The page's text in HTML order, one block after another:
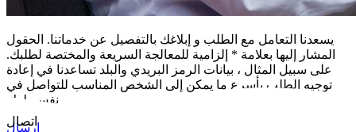
يسعدنا التعامل مع الطلب و إبلاغك بالتفصيل عن خدماتنا. الحقول
المشار إليها بعلامة * إلزامية للمعالجة السريعة والمختصة لطلبك.
على سبيل المثال ، بيانات الرمز البريدي والبلد تساعدنا في إعادة
توجيه الطلب بأسرع ما يمكن إلى الشخص المناسب للتواصل في
نفس بلدك
إرسال
اتصال